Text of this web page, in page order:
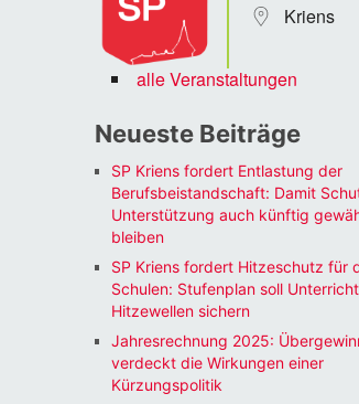
Kriens
alle Veranstaltungen
Neueste Beiträge
SP Kriens fordert Entlastung der
Berufsbeistandschaft: Damit
Unterstützung auch künftig
bleiben
SP Kriens fordert Hitzeschutz für
Schulen: Stufenplan soll
Hitzewellen sichern
Jahresrechnung 2025:
verdeckt die Wirkungen einer
Kürzungspolitik